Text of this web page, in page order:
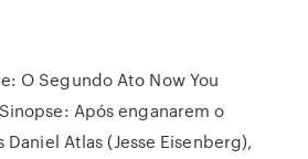
O Segundo Ato Now You
Após enganarem o
Daniel Atlas (Jesse Eisenberg),